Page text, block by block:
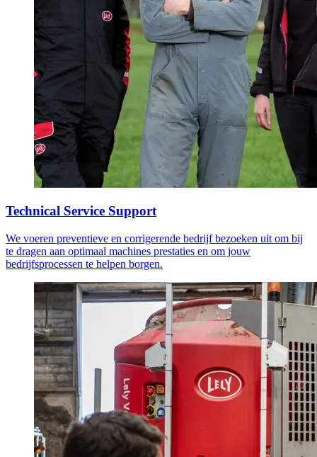
Technical Service Support
We voeren preventieve en corrigerende bedrijf bezoeken uit om bij
te dragen aan optimaal machines prestaties en om jouw
bedrijfsprocessen te helpen borgen.